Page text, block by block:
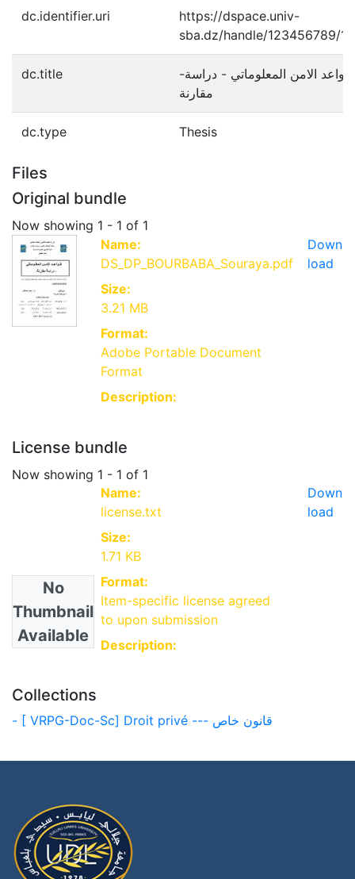
dc.identifier.uri
https://dspace.univ-
sba.dz/handle/123456789/
dc.title
-قواعد الامن المعلوماتي - دراسة
مقارنة
dc.type Thesis
Files
Original bundle
Now showing 1 - 1 of 1
Name:
DS_DP_BOURBABA_Souraya.pdf
Size:
3.21 MB
Format:
Adobe Portable Document
Format
Description:
Down
load
License bundle
Now showing 1 - 1 of 1
No
Thumbnail
Available
Name:
license.txt
Size:
1.71 KB
Format:
Item-specific license agreed
to upon submission
Description:
Down
load
Collections
- [ VRPG-Doc-Sc] Droit privé --- قانون خاص